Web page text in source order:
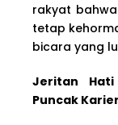
rakyat
tetap
bicara yang
Jeritan Hati
Puncak